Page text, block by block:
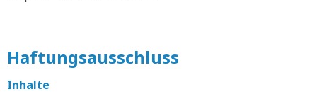
Haftungsausschluss
Inhalte